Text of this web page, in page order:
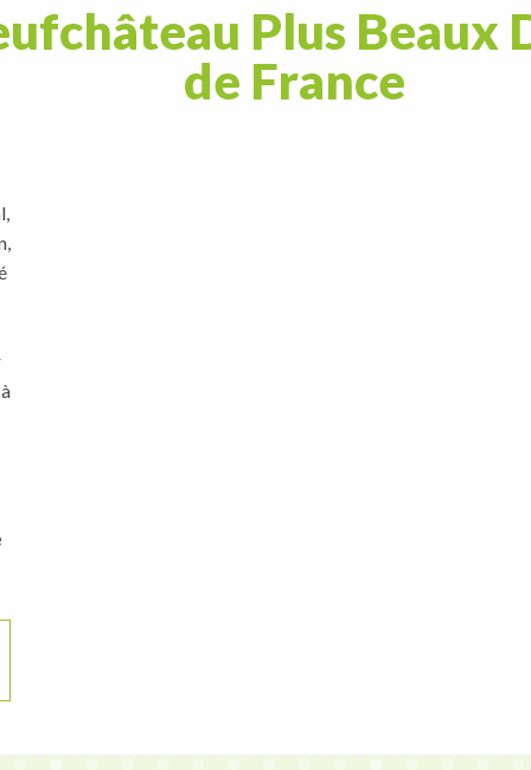
Plus Beaux
de France